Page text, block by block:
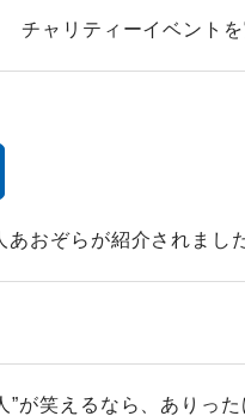
チャリティーイベント
あおぞらが紹介されまし
”が笑えるなら、ありっ